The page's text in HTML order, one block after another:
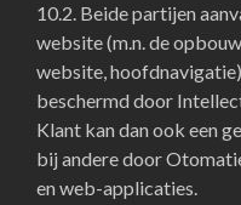
10.2. Beide partijen
website (m.n. de
website,
beschermd door
Klant kan dan ook een
bij andere door
en web-applicaties.